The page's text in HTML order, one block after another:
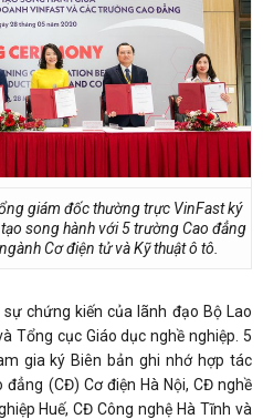
giám đốc thường trực VinFast ký
song hành với 5 trường Cao đẳng
Cơ điện tử và Kỹ thuật ô tô
chứng kiến của lãnh đạo Bộ Lao
Tổng cục Giáo dục nghề nghiệp. 5
gia ký Biên bản ghi nhớ hợp tác
(CĐ) Cơ điện Hà Nội, CĐ nghề
Huế, CĐ Công nghệ Hà Tĩnh và